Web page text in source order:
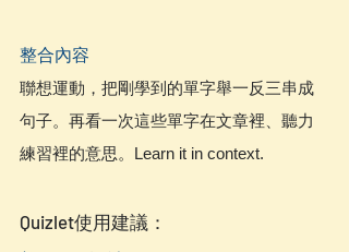
整合內容
聯想運動，把剛學到的單字舉一反三串成
句子。再看一次這些單字在文章裡、聽力
練習裡的意思。Learn it in context.
Quizlet使用建議：